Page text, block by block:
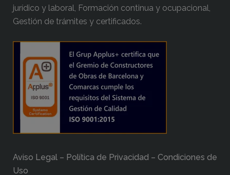
jurídico y laboral, Formación continua y ocupacional,
Gestión de trámites y certificados.
Aviso Legal – Política de Privacidad – Condiciones de
Uso